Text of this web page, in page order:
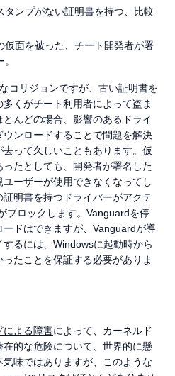
タンプがない証明書を持つ、比較
仮面を被った、チート開発者が署
。
コリジョンですが、古い証明書を
くがチート利用者によって盗ま
んどの場合、影響のあるドライ
ンロードすることで問題を解決
って久しいこともあります。仮
たとしても、開発者が署名した
ーザーが使用できなくなってし
明書を持つドライバーがアクテ
ブロックします。Vanguardを停
ードはできますが、Vanguardが導
るには、Windowsに起動時から
たことを保証する必要がありま
による障害によって、カーネルド
的な危険について、世界的に懸
味ではありますが、このような